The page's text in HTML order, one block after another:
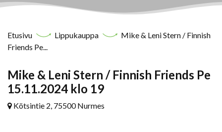
Etusivu Lippukauppa
Mike & Leni Stern / Finnish
Friends Pe...
Mike & Leni Stern / Finnish Friends Pe
15.11.2024 klo 19
Kötsintie 2, 75500 Nurmes